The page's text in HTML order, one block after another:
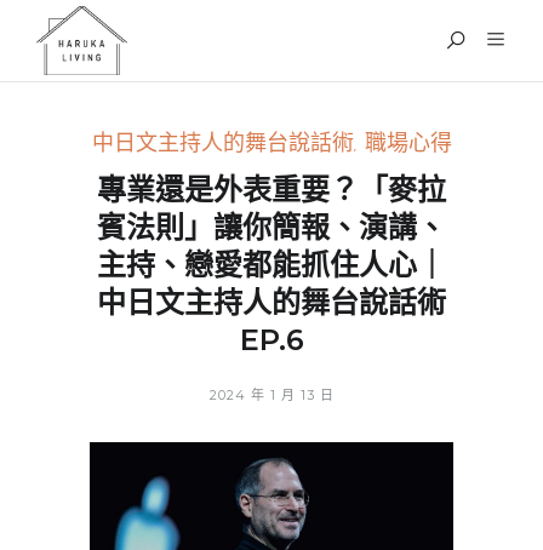
中日文主持人的舞台說話術, 職場心得
專業還是外表重要？「麥拉
賓法則」讓你簡報、演講、
主持、戀愛都能抓住人心｜
中日文主持人的舞台說話術
EP.6
2024 年 1 月 13 日